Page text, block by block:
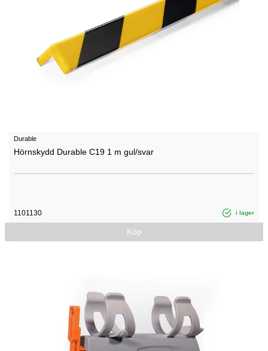
Durable
Hörnskydd Durable C19 1 m gul/svar
1101130 i lager
Köp